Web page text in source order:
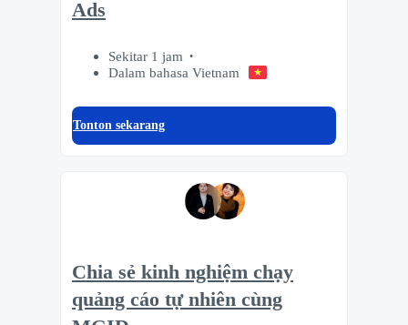
Ads
Sekitar 1 jam
Dalam bahasa Vietnam
Tonton sekarang
Chia sẻ kinh nghiệm chạy
quảng cáo tự nhiên cùng